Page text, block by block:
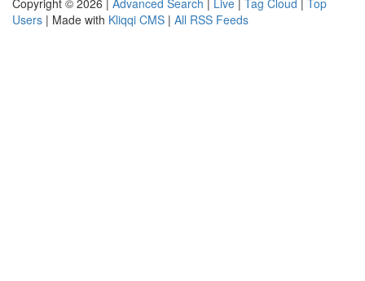
Copyright © 2026 | Advanced Search | Live | Tag Cloud | Top
Users | Made with Kliqqi CMS | All RSS Feeds